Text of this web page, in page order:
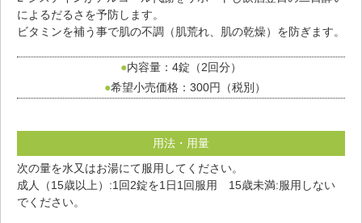
によるだるさを予防します。
ビタミンを補う事で肌の不調（肌荒れ、肌の乾燥）を防ぎます。
内容量：4錠（2回分）
希望小売価格：300円（税別）
用法・用量
次の量を水又はお湯にて服用してください。
成人（15歳以上）:1回2錠を1日1回服用 15歳未満:服用しない
でください。